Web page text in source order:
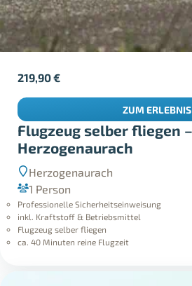
Flugzeug selber fliegen
Herzogenaurach
Herzogenaurach
1 Person
Professionelle Sicherheitseinweisung
inkl. Kraftstoff & Betriebsmittel
Flugzeug selber fliegen
ca. 40 Minuten reine Flugzeit
219,90€
ZUM ERLEBNIS